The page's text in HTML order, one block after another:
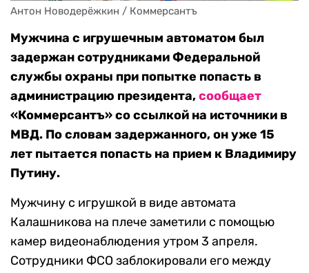
Антон Новодерёжкин / Коммерсантъ
Мужчина с игрушечным автоматом был
задержан сотрудниками Федеральной
службы охраны при попытке попасть в
администрацию президента,сообщает
«Коммерсантъ» со ссылкой на источники в
МВД. По словам задержанного, он уже 15
лет пытается попасть на прием к Владимиру
Путину.
Мужчину с игрушкой в виде автомата
Калашникова на плече заметили с помощью
камер видеонаблюдения утром 3 апреля.
Сотрудники ФСО заблокировали его между